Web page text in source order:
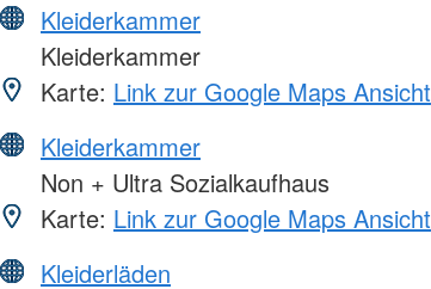
Kleiderkammer
Kleiderkammer
Karte: Link zur Google Maps Ansicht
Kleiderkammer
Non + Ultra Sozialkaufhaus
Karte: Link zur Google Maps Ansicht
Kleiderläden